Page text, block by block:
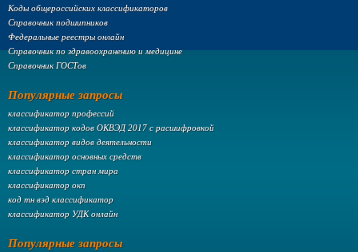
Коды общероссийских классификаторов
Справочник подшипников
Федеральные реестры онлайн
Справочник по здравоохранению и медицине
Справочник ГОСТов
Популярные запросы
классификатор профессий
классификатор кодов ОКВЭД 2017 с расшифровкой
классификатор видов деятельности
классификатор основных средств
классификатор стран мира
классификатор окп
код тн вэд классификатор
классификатор УДК онлайн
Популярные запросы